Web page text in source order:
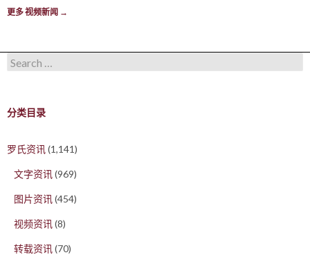
更多 视频新闻 →
Search for:
分类目录
罗氏资讯(1,141)
文字资讯(969)
图片资讯(454)
视频资讯(8)
转载资讯(70)